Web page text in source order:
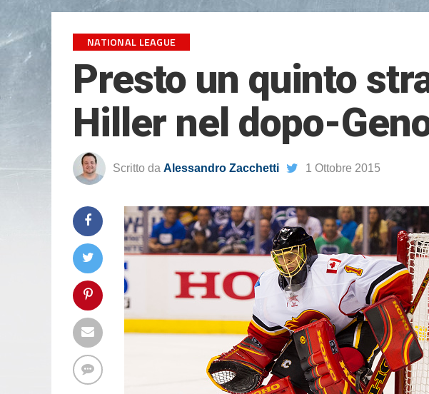
NATIONAL LEAGUE
Presto un quinto
Hiller nel dopo-
Scritto da Alessandro Zacchetti 1 Ottobre 2015